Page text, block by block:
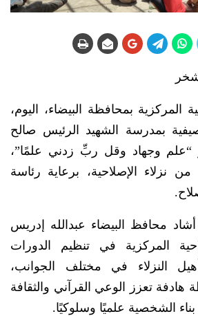
المركزية بمحافظة البيضاء، اليوم،
بمدرسة الشهيد الرئيس صالح
“علم وجهاد وقل ربِّ زدني علمًا”،
120 طالبًا من نزلاء الإصلاحية، برعاية رئاسة
محافظ البيضاء عبدالله إدريس
المركزية في تنظيم الدورات
النزلاء في مختلف الجوانب،
تعزز الوعي القرآني والثقافة
بناء الشخصية علميًا وسلوكيًا.